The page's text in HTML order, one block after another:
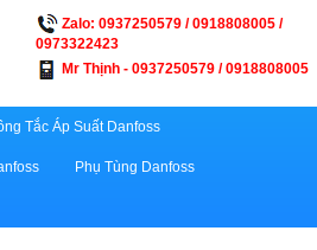
Zalo: 0937250579 / 0918808005 /
0973322423
Mr Thịnh - 0937250579 / 0918808005
Tắc Áp Suất Danfoss
Phụ Tùng Danfoss